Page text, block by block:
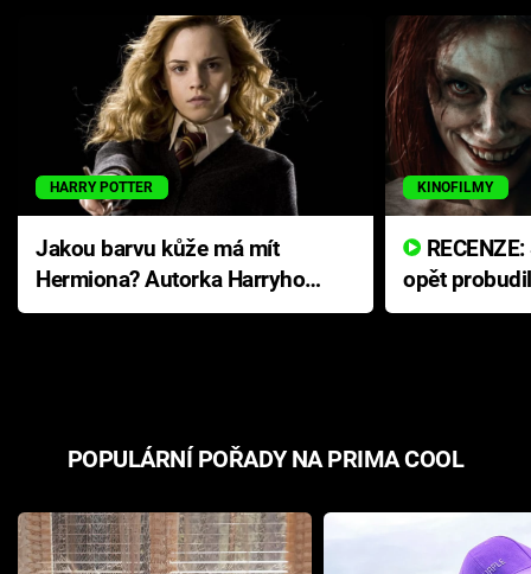
HARRY POTTER
Jakou barvu kůže má mít
Hermiona? Autorka Harryho
Pottera přišla s ráznou
KINOFILMY
opět
přichází s
POPULÁRNÍ POŘADY NA PRIMA COOL